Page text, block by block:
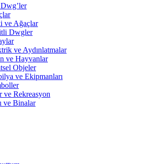
ve Ağaçlar
Dwgler
ve Aydınlatmalar
ve Hayvanlar
Objeler
ve Ekipmanları
ve Rekreasyon
ve Binalar